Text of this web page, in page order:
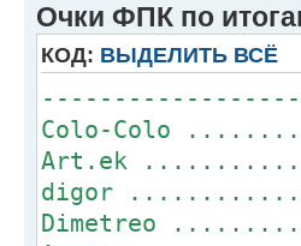
danillo
digor
WS
Очки ФПК по
КОД: ВЫДЕЛИТЬ ВСЁ
Colo-Colo
Art.ek
digor
Dimetreo